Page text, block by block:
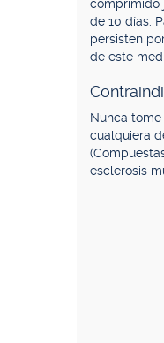
comprimido
de 10 días.
persisten
de este
Nunca tome
cualquiera
esclerosis